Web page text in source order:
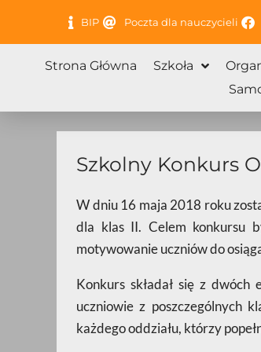
BIP Poczta dla nauczycieli
Strona Główna Szkoła
Szkolny Konkurs
W dniu 16 maja 2018 roku
dla klas II. Celem konkursu
motywowanie uczniów do
Konkurs składał się z
uczniowie z poszczególnych
każdego oddziału, którzy